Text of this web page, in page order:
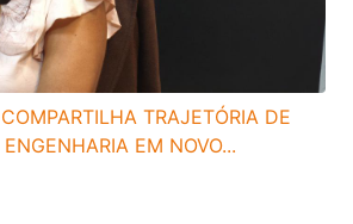
TRAJETÓRIA DE
EM NOVO...